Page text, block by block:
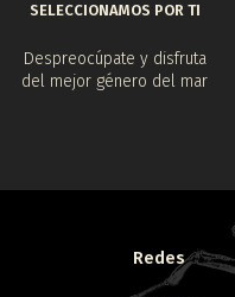
SELECCIONAMOS POR TI
Despreocúpate y disfruta
del mejor género del mar
Redes